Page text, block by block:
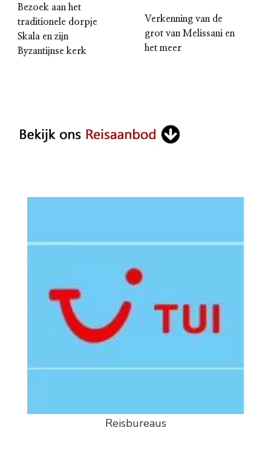
Bezoek aan het
traditionele dorpje
Skala en zijn
Byzantijnse kerk
Verkenning van de
grot van Melissani en
het meer
Reisbureaus